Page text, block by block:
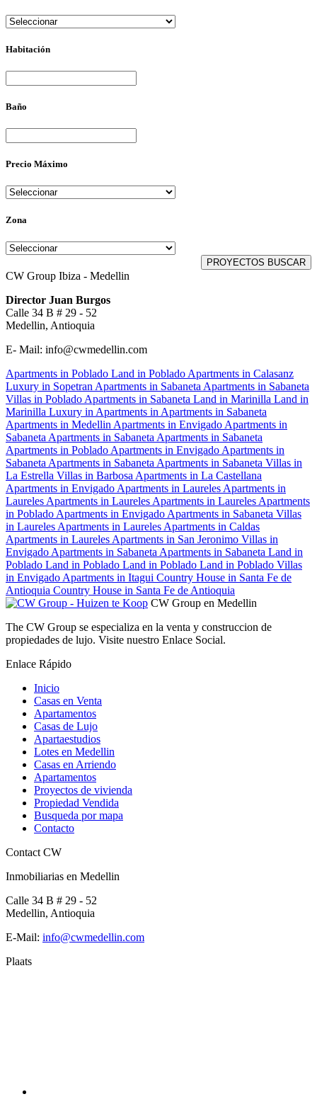
Habitación
Baño
Precio Máximo
Zona
CW Group Ibiza - Medellin
Director Juan Burgos
Calle 34 B # 29 - 52
Medellin, Antioquia
E- Mail: info@cwmedellin.com
Apartments in Poblado Land in Poblado Apartments in Calasanz
Luxury in Sopetran Apartments in Sabaneta Apartments in Sabaneta
Villas in Poblado Apartments in Sabaneta Land in Marinilla Land in
Marinilla Luxury in Apartments in Apartments in Sabaneta
Apartments in Medellin Apartments in Envigado Apartments in
Sabaneta Apartments in Sabaneta Apartments in Sabaneta
Apartments in Poblado Apartments in Envigado Apartments in
Sabaneta Apartments in Sabaneta Apartments in Sabaneta Villas in
La Estrella Villas in Barbosa Apartments in La Castellana
Apartments in Envigado Apartments in Laureles Apartments in
Laureles Apartments in Laureles Apartments in Laureles Apartments
in Poblado Apartments in Envigado Apartments in Sabaneta Villas
in Laureles Apartments in Laureles Apartments in Caldas
Apartments in Laureles Apartments in San Jeronimo Villas in
Envigado Apartments in Sabaneta Apartments in Sabaneta Land in
Poblado Land in Poblado Land in Poblado Land in Poblado Villas
in Envigado Apartments in Itagui Country House in Santa Fe de
Antioquia Country House in Santa Fe de Antioquia
CW Group en Medellin
The CW Group se especializa en la venta y construccion de
propiedades de lujo. Visite nuestro Enlace Social.
Enlace Rápido
Inicio
Casas en Venta
Apartamentos
Casas de Lujo
Apartaestudios
Lotes en Medellin
Casas en Arriendo
Apartamentos
Proyectos de vivienda
Propiedad Vendida
Busqueda por mapa
Contacto
Contact CW
Inmobiliarias en Medellin
Calle 34 B # 29 - 52
Medellin, Antioquia
E-Mail: info@cwmedellin.com
Plaats